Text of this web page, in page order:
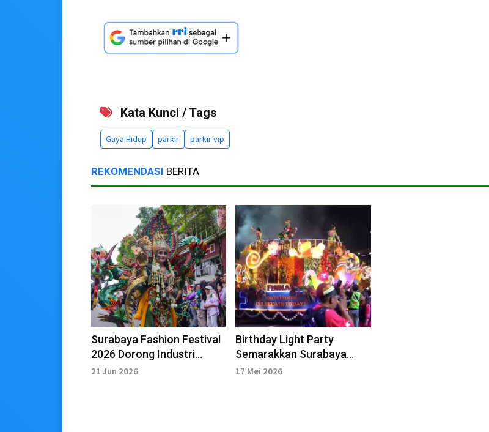
Kata Kunci / Tags
Gaya Hidup parkir parkir vip
REKOMENDASI BERITA
Surabaya Fashion Festival
2026 Dorong Industri
Kreatif dan Produk Lokal
21 Jun 2026
Birthday Light Party
Semarakkan Surabaya
Vaganza 2026
17 Mei 2026